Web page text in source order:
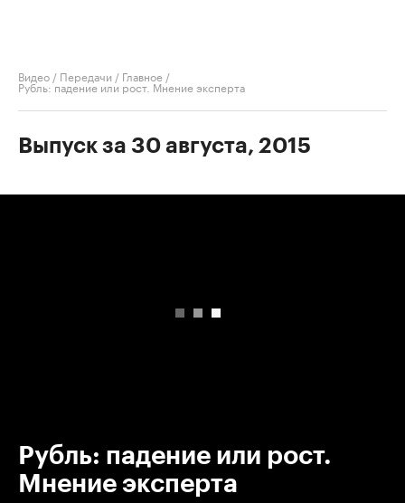
Видео / Передачи / Главное /
Рубль: падение или рост. Мнение эксперта
Выпуск за 30 августа, 2015
Рубль: падение или рост.
Мнение эксперта